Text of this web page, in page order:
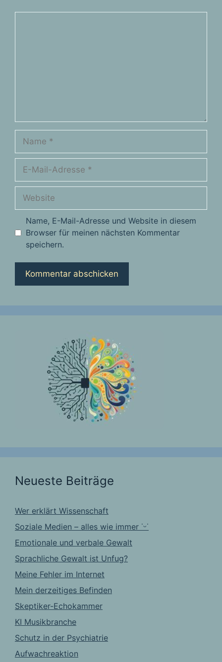
Mail-
Adresse
Name, E-Mail-Adresse und Website in diesem
Browser für meinen nächsten Kommentar
speichern.
Neueste Beiträge
Wer erklärt Wissenschaft
Soziale Medien – alles wie immer ˙ᵕ˙
Emotionale und verbale Gewalt
Sprachliche Gewalt ist Unfug?
Meine Fehler im Internet
Mein derzeitiges Befinden
Skeptiker-Echokammer
KI Musikbranche
Schutz in der Psychiatrie
Aufwachreaktion